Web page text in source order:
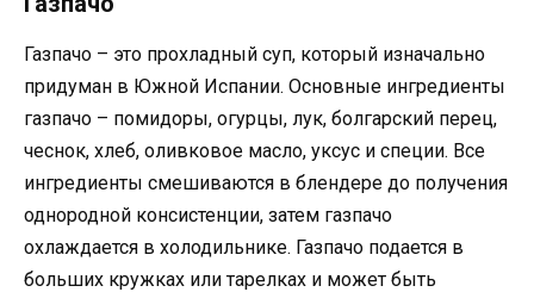
Газпачо – это прохладный суп, который изначально
придуман в Южной Испании. Основные ингредиенты
газпачо – помидоры, огурцы, лук, болгарский перец,
чеснок, хлеб, оливковое масло, уксус и специи. Все
ингредиенты смешиваются в блендере до получения
однородной консистенции, затем газпачо
охлаждается в холодильнике. Газпачо подается в
больших кружках или тарелках и может быть